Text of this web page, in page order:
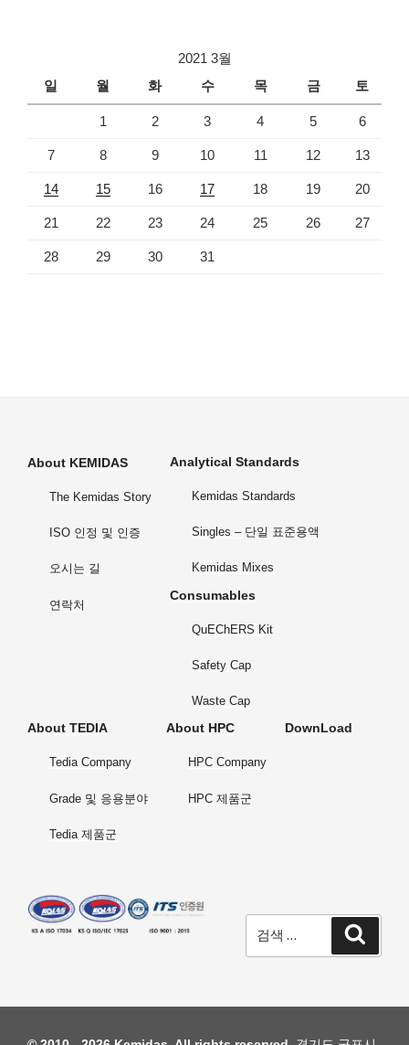
2021 3월
일
월 화 수 목 금 토
1 2 3 4 5 6
7 8 9 10 11 12 13
14 15 16 17 18 19 20
21 22 23 24 25 26 27
28 29 30 31
About KEMIDAS
The Kemidas Story
ISO 인정 및 인증
오시는 길
연락처
Analytical Standards
Kemidas Standards
Singles – 단일 표준용액
Kemidas Mixes
Consumables
QuEChERS Kit
Safety Cap
Waste Cap
About TEDIA
Tedia Company
Grade 및 응용분야
Tedia 제품군
About HPC
HPC Company
HPC 제품군
DownLoad
색: